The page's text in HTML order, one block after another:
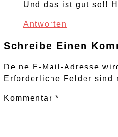
Und das ist gut so!!
Antworten
Schreibe Einen
Deine E-Mail-Adresse
Erforderliche Felder sind
Kommentar *